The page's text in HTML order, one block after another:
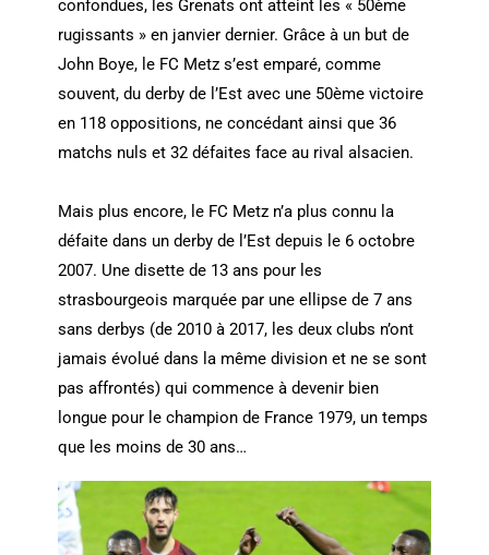
confondues, les Grenats ont atteint les « 50ème
rugissants » en janvier dernier. Grâce à un but de
John Boye, le FC Metz s’est emparé, comme
souvent, du derby de l’Est avec une 50ème victoire
en 118 oppositions, ne concédant ainsi que 36
matchs nuls et 32 défaites face au rival alsacien.
Mais plus encore, le FC Metz n’a plus connu la
défaite dans un derby de l’Est depuis le 6 octobre
2007. Une disette de 13 ans pour les
strasbourgeois marquée par une ellipse de 7 ans
sans derbys (de 2010 à 2017, les deux clubs n’ont
jamais évolué dans la même division et ne se sont
pas affrontés) qui commence à devenir bien
longue pour le champion de France 1979, un temps
que les moins de 30 ans…